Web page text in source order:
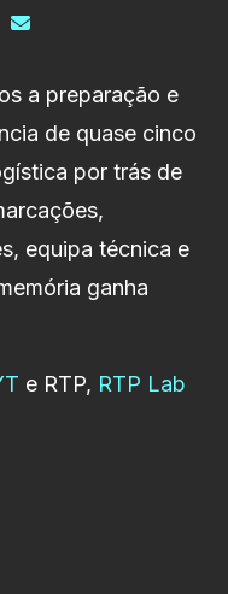
a preparação e
de quase cinco
por trás de
equipa técnica e
ganha
e RTP, RTP Lab